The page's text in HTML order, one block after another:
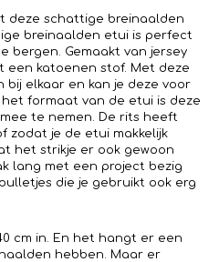
deze schattige breinaalden
breinaalden etui is perfect
bergen. Gemaakt van jersey
een katoenen stof. Met deze
bij elkaar en kan je deze voor
formaat van de etui is deze
te nemen. De rits heeft
zodat je de etui makkelijk
het strikje er ook gewoon
lang met een project bezig
die je gebruikt ook erg
cm in. En het hangt er een
hebben. Maar er